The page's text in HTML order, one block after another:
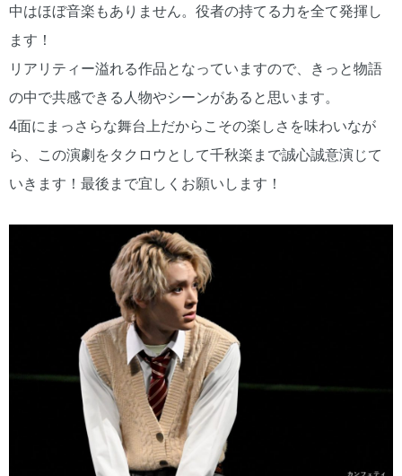
中はほぼ音楽もありません。役者の持てる力を全て発揮し
ます！
リアリティー溢れる作品となっていますので、きっと物語
の中で共感できる人物やシーンがあると思います。
4面にまっさらな舞台上だからこその楽しさを味わいなが
ら、この演劇をタクロウとして千秋楽まで誠心誠意演じて
いきます！最後まで宜しくお願いします！